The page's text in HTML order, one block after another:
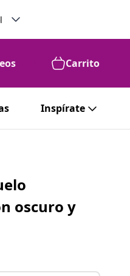
Carrito
Inspírate
oscuro y